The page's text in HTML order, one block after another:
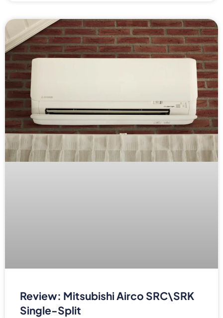
Review: Mitsubishi Airco SRC\SRK
Single-Split